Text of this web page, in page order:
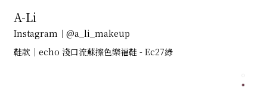
A-Li
Instagram｜@a_li_makeup
鞋款｜echo 淺口流蘇擦色樂福鞋 - Ec27綠